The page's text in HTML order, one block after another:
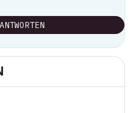
ANTWORTEN